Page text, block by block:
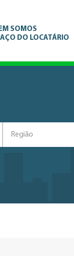
SOMOS
DO LOCATÁRIO
Região